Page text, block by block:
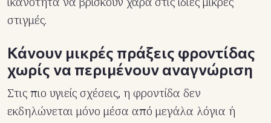
στιγμές.
Κάνουν μικρές πράξεις φροντίδας
χωρίς να περιμένουν αναγνώριση
Στις πιο υγιείς σχέσεις, η φροντίδα δεν
εκδηλώνεται μόνο μέσα από μεγάλα λόγια ή